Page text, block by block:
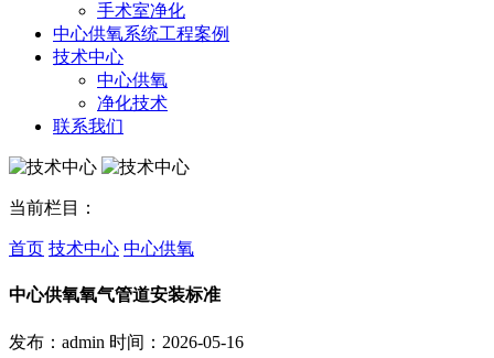
手术室净化
中心供氧系统工程案例
技术中心
中心供氧
净化技术
联系我们
当前栏目：
首页 技术中心 中心供氧
中心供氧氧气管道安装标准
发布：admin 时间：2026-05-16